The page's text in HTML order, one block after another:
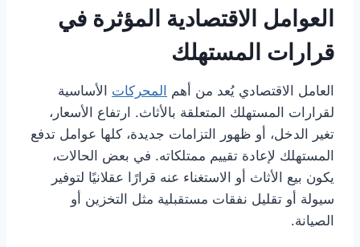
العوامل الاقتصادية المؤثرة في
قرارات المستهلك
العامل الاقتصادي يُعد من أهم المحركات الأساسية
لقرارات المستهلك المتعلقة بالأثاث. ارتفاع الأسعار،
تغير الدخل، أو ظهور التزامات جديدة، كلها عوامل تدفع
المستهلك لإعادة تقييم ممتلكاته. في بعض الحالات،
يكون بيع الأثاث أو الاستغناء عنه قرارًا عقلانيًا لتوفير
سيولة أو تقليل نفقات مستقبلية مثل التخزين أو
الصيانة.